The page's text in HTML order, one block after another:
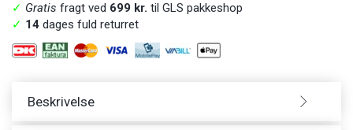
✓ Gratis fragt ved 699 kr. til GLS pakkeshop
✓ 14 dages fuld returret
Beskrivelse